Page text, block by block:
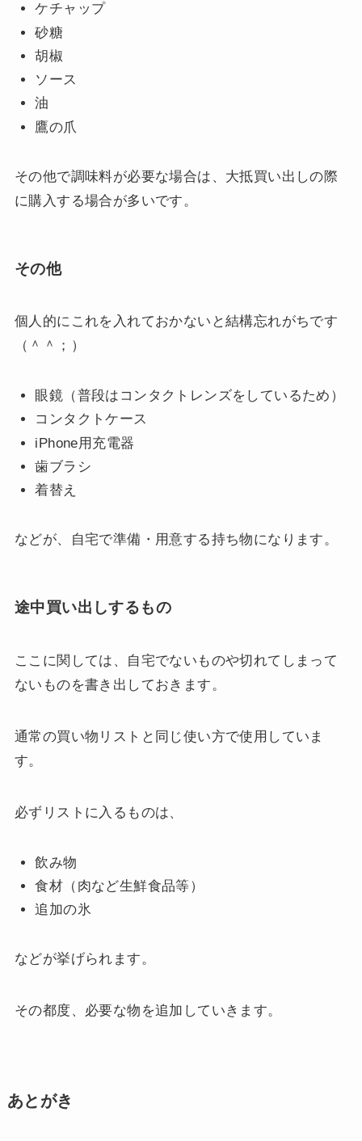
ケチャップ
砂糖
胡椒
ソース
油
鷹の爪
その他で調味料が必要な場合は、大抵買い出しの際
に購入する場合が多いです。
その他
個人的にこれを入れておかないと結構忘れがちです
（＾＾；）
眼鏡（普段はコンタクトレンズをしているため）
コンタクトケース
iPhone用充電器
歯ブラシ
着替え
などが、自宅で準備・用意する持ち物になります。
途中買い出しするもの
ここに関しては、自宅でないものや切れてしまって
ないものを書き出しておきます。
通常の買い物リストと同じ使い方で使用していま
す。
必ずリストに入るものは、
飲み物
食材（肉など生鮮食品等）
追加の氷
などが挙げられます。
その都度、必要な物を追加していきます。
あとがき